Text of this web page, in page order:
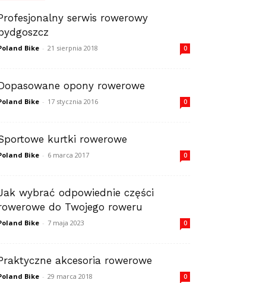
serwis rowerowy
bydgoszcz
Bike - 21 sierpnia 2018 0
opony rowerowe
Bike - 17 stycznia 2016 0
kurtki rowerowe
Bike - 6 marca 2017 0
wybrać odpowiednie części
do Twojego roweru
Bike - 7 maja 2023 0
akcesoria rowerowe
Bike - 29 marca 2018 0